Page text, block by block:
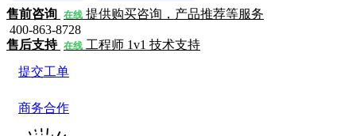
售前咨询 在线 提供购买咨询，产品推荐等服务
400-863-8728
售后支持 在线 工程师 1v1 技术支持
提交工单
商务合作